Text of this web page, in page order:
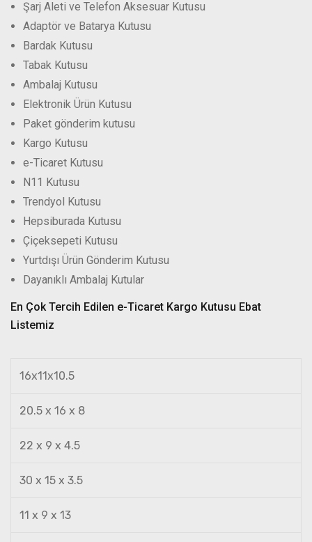
Şarj Aleti ve Telefon Aksesuar Kutusu
Adaptör ve Batarya Kutusu
Bardak Kutusu
Tabak Kutusu
Ambalaj Kutusu
Elektronik Ürün Kutusu
Paket gönderim kutusu
Kargo Kutusu
e-Ticaret Kutusu
N11 Kutusu
Trendyol Kutusu
Hepsiburada Kutusu
Çiçeksepeti Kutusu
Yurtdışı Ürün Gönderim Kutusu
Dayanıklı Ambalaj Kutular
En Çok Tercih Edilen e-Ticaret Kargo Kutusu Ebat
Listemiz
16x11x10.5
20.5 x 16 x 8
22 x 9 x 4.5
30 x 15 x 3.5
11 x 9 x 13